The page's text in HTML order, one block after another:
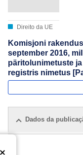
Direito da UE
Komisjoni
september 2016,
päritolunimetuste
registris nimetus
Dados da